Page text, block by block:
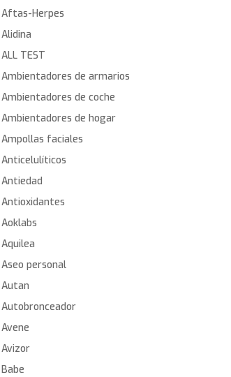
Aftas-Herpes
Alidina
ALL TEST
Ambientadores de armarios
Ambientadores de coche
Ambientadores de hogar
Ampollas faciales
Anticelulíticos
Antiedad
Antioxidantes
Aoklabs
Aquilea
Aseo personal
Autan
Autobronceador
Avene
Avizor
Babe